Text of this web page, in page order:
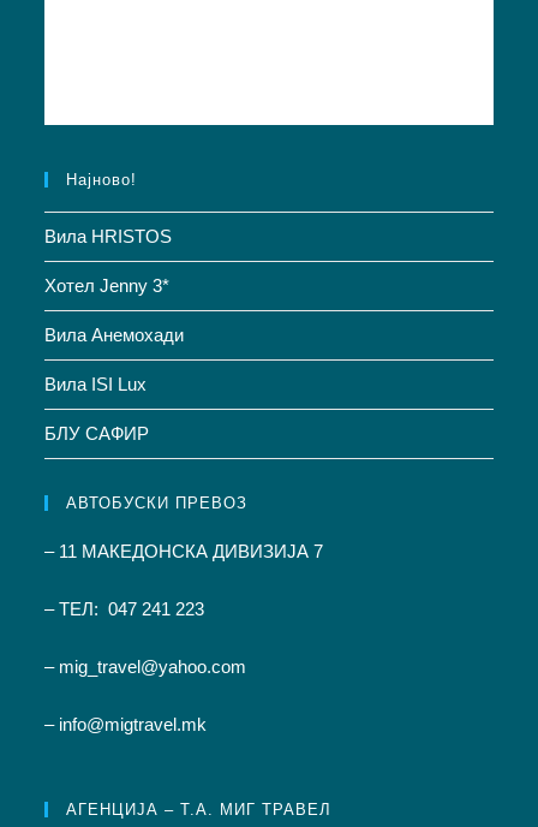
Најново!
Вила HRISTOS
Хотел Jenny 3*
Вила Анемохади
Вила ISI Lux
БЛУ САФИР
АВТОБУСКИ ПРЕВОЗ
– 11 МАКЕДОНСКА ДИВИЗИЈА 7
– ТЕЛ: 047 241 223
– mig_travel@yahoo.com
– info@migtravel.mk
АГЕНЦИЈА – Т.А. МИГ ТРАВЕЛ